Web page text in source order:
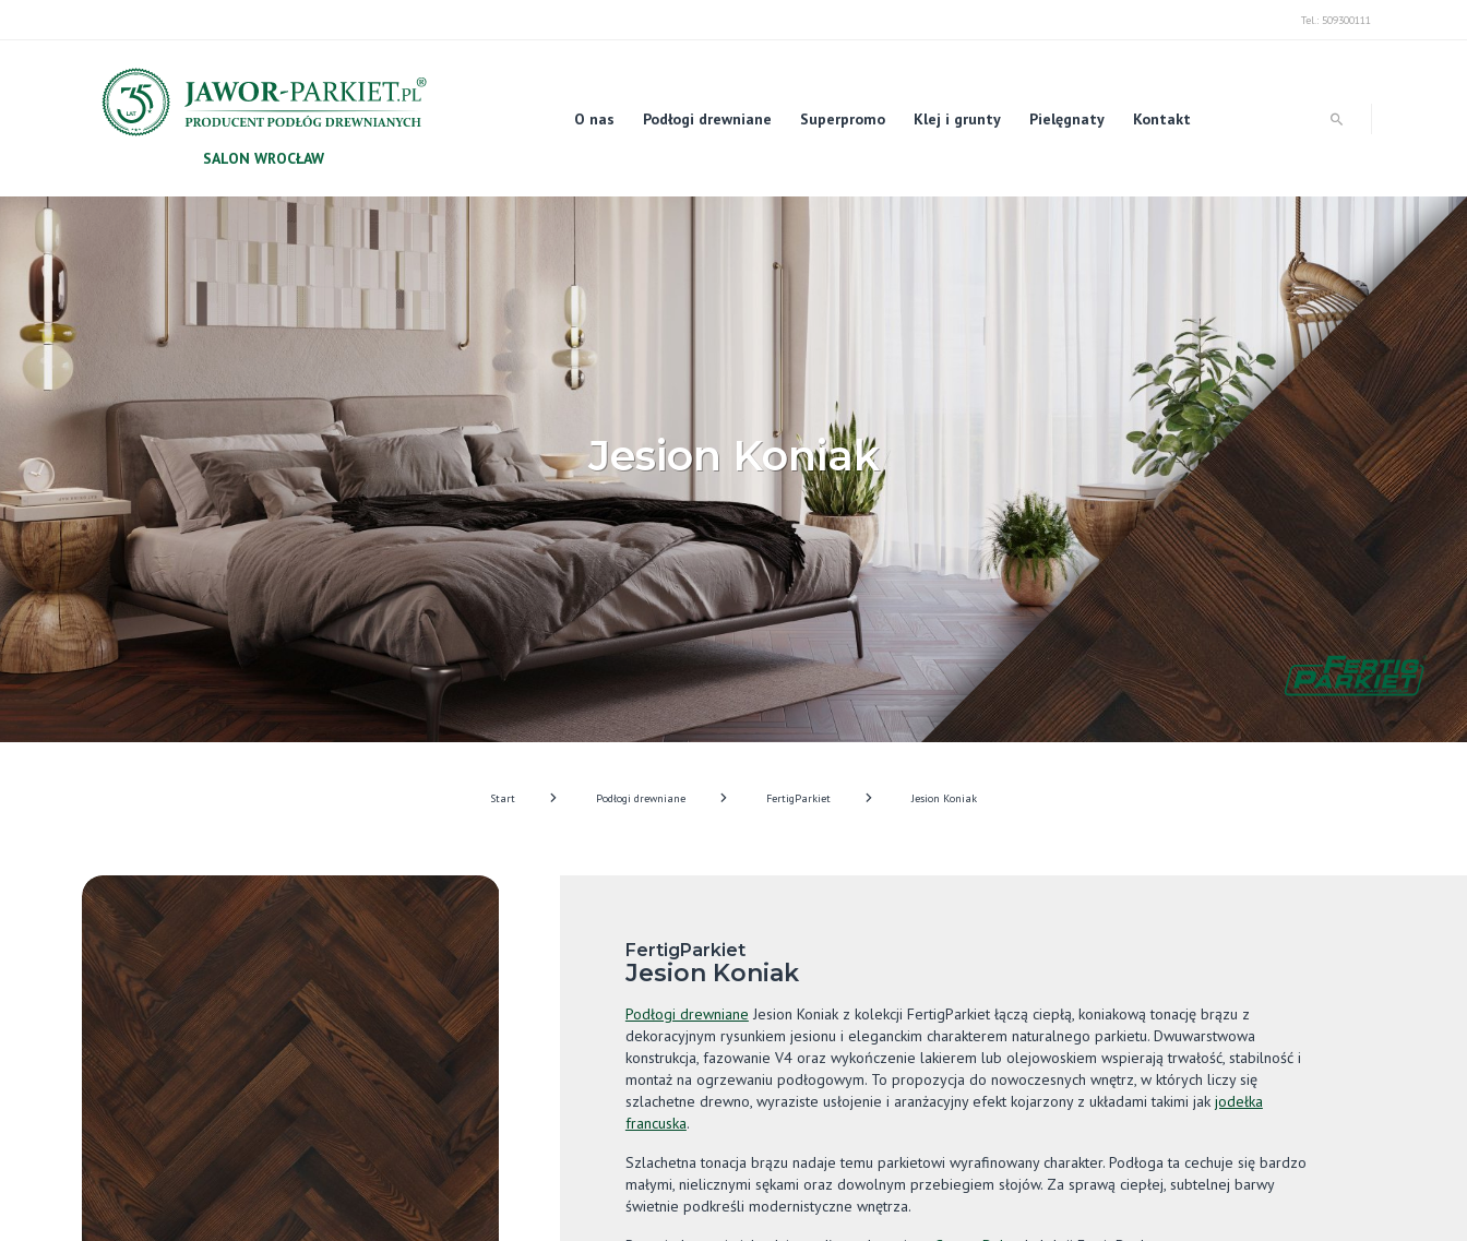
Tel.: 509300111
SALON WROCŁAW
O nas Podłogi drewniane Superpromo Klej i grunty Pielęgnaty Kontakt
Jesion Koniak
Start Podłogi drewniane FertigParkiet Jesion Koniak
FertigParkiet
Jesion Koniak
Podłogi drewniane Jesion Koniak z kolekcji FertigParkiet łączą ciepłą, koniakową tonację brązu z
dekoracyjnym rysunkiem jesionu i eleganckim charakterem naturalnego parkietu. Dwuwarstwowa
konstrukcja, fazowanie V4 oraz wykończenie lakierem lub olejowoskiem wspierają trwałość, stabilność i
montaż na ogrzewaniu podłogowym. To propozycja do nowoczesnych wnętrz, w których liczy się
szlachetne drewno, wyraziste usłojenie i aranżacyjny efekt kojarzony z układami takimi jak jodełka
francuska.
Szlachetna tonacja brązu nadaje temu parkietowi wyrafinowany charakter. Podłoga ta cechuje się bardzo
małymi, nielicznymi sękami oraz dowolnym przebiegiem słojów. Za sprawą ciepłej, subtelnej barwy
świetnie podkreśli modernistyczne wnętrza.